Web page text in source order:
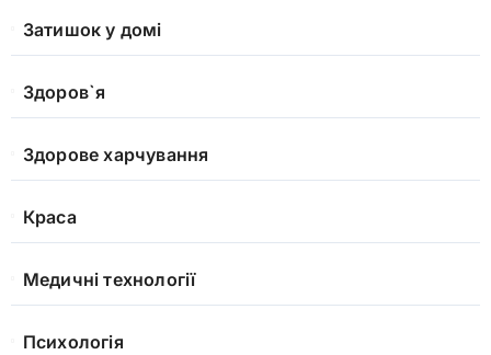
Затишок у домі
Здоров`я
Здорове харчування
Краса
Медичні технології
Психологія